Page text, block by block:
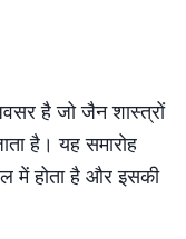
है जो जैन शास्त्रों
है। यह समारोह
में होता है और इसकी